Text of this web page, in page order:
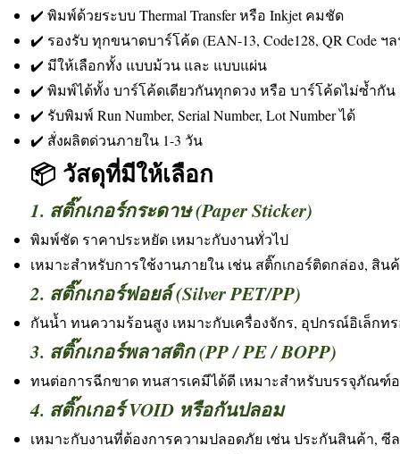
✔️ พิมพ์ด้วยระบบ Thermal Transfer หรือ Inkjet คมชัด
✔️ รองรับ ทุกขนาดบาร์โค้ด (EAN-13, Code128, QR Code ฯ
✔️ มีให้เลือกทั้ง แบบม้วน และ แบบแผ่น
✔️ พิมพ์ได้ทั้ง บาร์โค้ดเดียวกันทุกดวง หรือ บาร์โค้ดไม่ซ้ำกัน
✔️ รับพิมพ์ Run Number, Serial Number, Lot Number ได้
✔️ สั่งผลิตด่วนภายใน 1-3 วัน
📦 วัสดุที่มีให้เลือก
1. สติ๊กเกอร์กระดาษ (Paper Sticker)
พิมพ์ชัด ราคาประหยัด เหมาะกับงานทั่วไป
เหมาะสำหรับการใช้งานภายใน เช่น สติ๊กเกอร์ติดกล่อง, สิน
2. สติ๊กเกอร์ฟอยล์ (Silver PET/PP)
กันน้ำ ทนความร้อนสูง เหมาะกับเครื่องจักร, อุปกรณ์อิเล็กท
3. สติ๊กเกอร์พลาสติก (PP / PE / BOPP)
ทนต่อการฉีกขาด ทนสารเคมีได้ดี เหมาะสำหรับบรรจุภัณฑ์
4. สติ๊กเกอร์ VOID หรือกันปลอม
เหมาะกับงานที่ต้องการความปลอดภัย เช่น ประกันสินค้า, ซี